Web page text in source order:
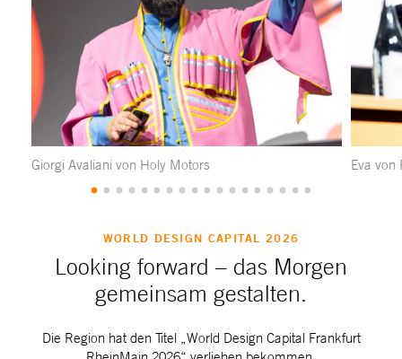
Giorgi Avaliani von Holy Motors Eva von
WORLD DESIGN CAPITAL 2026
Looking forward – das Morgen
gemeinsam gestalten.
Die Region hat den Titel „World Design Capital Frankfurt